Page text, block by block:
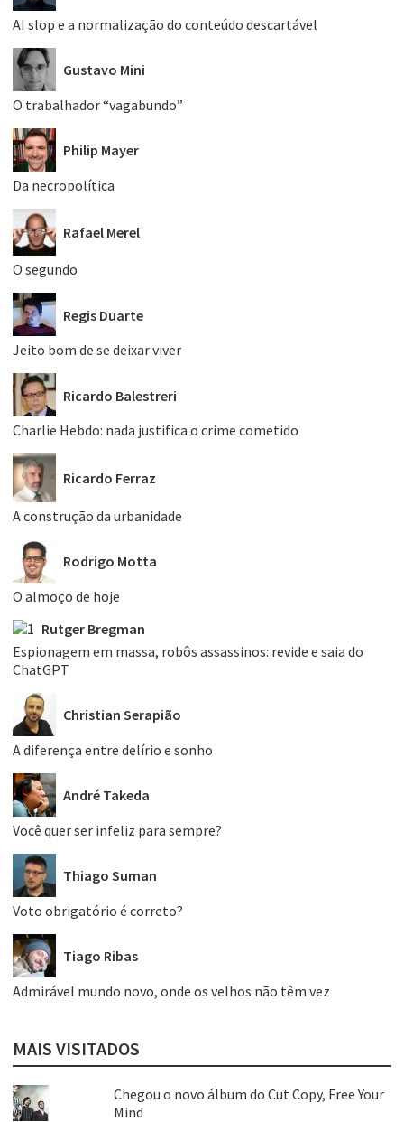
AI slop e a normalização do conteúdo descartável
Gustavo Mini
O trabalhador “vagabundo”
Philip Mayer
Da necropolítica
Rafael Merel
O segundo
Regis Duarte
Jeito bom de se deixar viver
Ricardo Balestreri
Charlie Hebdo: nada justifica o crime cometido
Ricardo Ferraz
A construção da urbanidade
Rodrigo Motta
O almoço de hoje
Rutger Bregman
Espionagem em massa, robôs assassinos: revide e saia do
ChatGPT
Christian Serapião
A diferença entre delírio e sonho
André Takeda
Você quer ser infeliz para sempre?
Thiago Suman
Voto obrigatório é correto?
Tiago Ribas
Admirável mundo novo, onde os velhos não têm vez
MAIS VISITADOS
Chegou o novo álbum do Cut Copy, Free Your
Mind